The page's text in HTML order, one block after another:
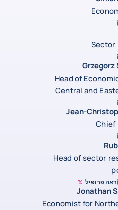
Sector
Grzegorz
Head of
Central and
Jean-
Chief
Head of sector
ראה פרופיל
Ruben
Jonathan
Economist for